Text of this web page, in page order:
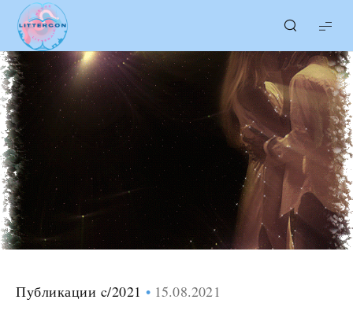
LITTERcon
Публикации c/2021 15.08.2021